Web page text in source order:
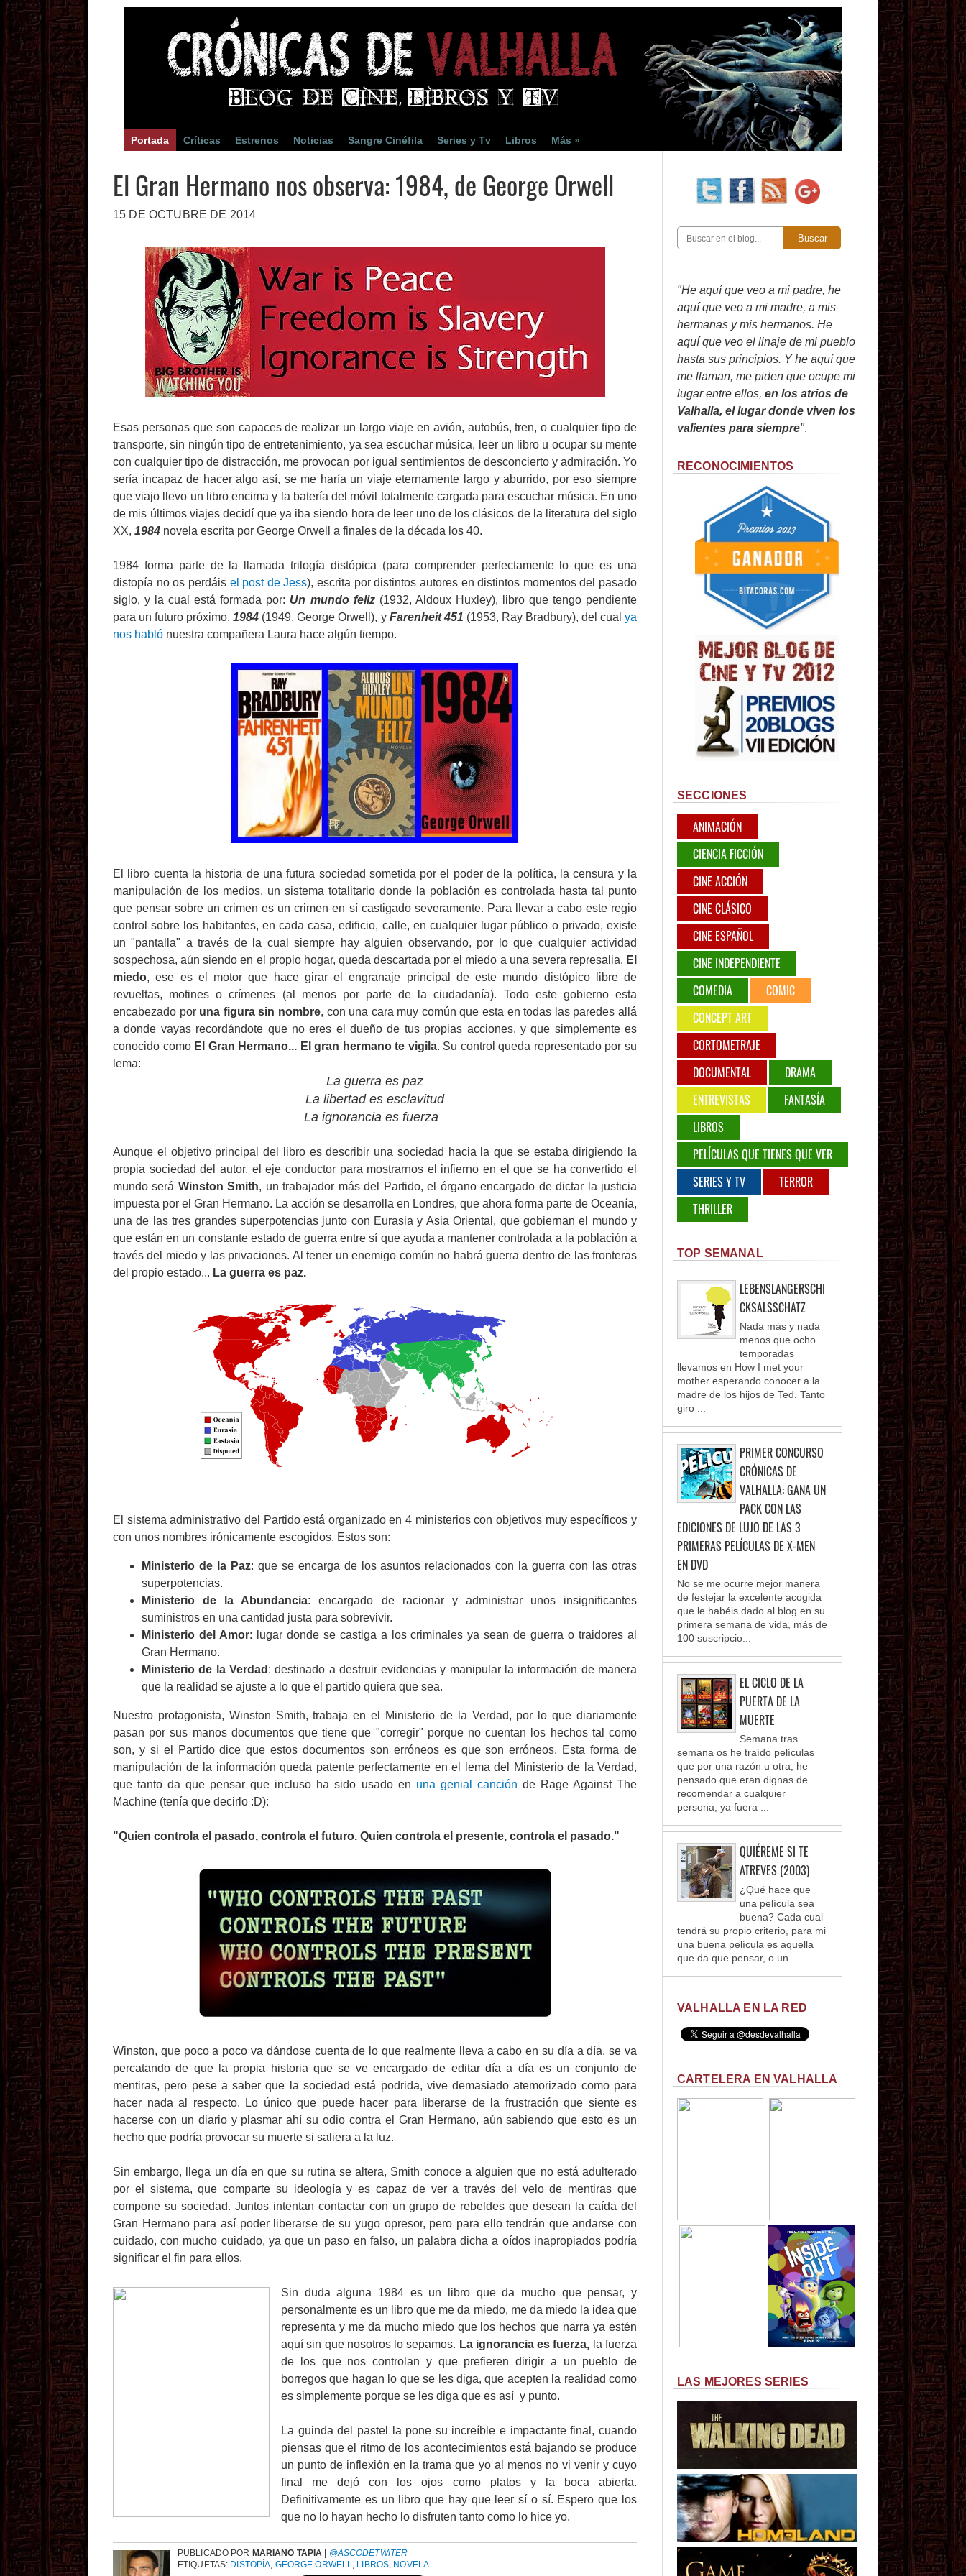
Portada Críticas Estrenos Noticias Sangre Cinéfila Series y Tv Libros Más »
El Gran Hermano nos observa: 1984, de George Orwell
15 DE OCTUBRE DE 2014
Esas personas que son capaces de realizar un largo viaje en avión, autobús, tren, o cualquier tipo de
transporte, sin ningún tipo de entretenimiento, ya sea escuchar música, leer un libro u ocupar su mente
con cualquier tipo de distracción, me provocan por igual sentimientos de desconcierto y admiración. Yo
sería incapaz de hacer algo así, se me haría un viaje eternamente largo y aburrido, por eso siempre
que viajo llevo un libro encima y la batería del móvil totalmente cargada para escuchar música. En uno
de mis últimos viajes decidí que ya iba siendo hora de leer uno de los clásicos de la literatura del siglo
XX, 1984 novela escrita por George Orwell a finales de la década los 40.
1984 forma parte de la llamada trilogía distópica (para comprender perfectamente lo que es una
distopía no os perdáis el post de Jess), escrita por distintos autores en distintos momentos del pasado
siglo, y la cual está formada por: Un mundo feliz(1932, Aldoux Huxley), libro que tengo pendiente
para un futuro próximo,1984 (1949, George Orwell), y Farenheit 451 (1953, Ray Bradbury), del cual ya
nos habló nuestra compañera Laura hace algún tiempo.
El libro cuenta la historia de una futura sociedad sometida por el poder de la política, la censura y la
manipulación de los medios, un sistema totalitario donde la población es controlada hasta tal punto
que pensar sobre un crimen es un crimen en sí castigado severamente. Para llevar a cabo este regio
control sobre los habitantes, en cada casa, edificio, calle, en cualquier lugar público o privado, existe
un "pantalla" a través de la cual siempre hay alguien observando, por lo que cualquier actividad
sospechosa, aún siendo en el propio hogar, queda descartada por el miedo a una severa represalia. El
miedo, ese es el motor que hace girar el engranaje principal de este mundo distópico libre de
revueltas, motines o crímenes (al menos por parte de la ciudadanía). Todo este gobierno esta
encabezado por una figura sin nombre, con una cara muy común que esta en todas las paredes allá
a donde vayas recordándote que no eres el dueño de tus propias acciones, y que simplemente es
conocido como El Gran Hermano... El gran hermano te vigila. Su control queda representado por su
lema:
La guerra es paz
La libertad es esclavitud
La ignorancia es fuerza
Aunque el objetivo principal del libro es describir una sociedad hacia la que se estaba dirigiendo la
propia sociedad del autor, el eje conductor para mostrarnos el infierno en el que se ha convertido el
mundo será Winston Smith, un trabajador más del Partido, el órgano encargado de dictar la justicia
impuesta por el Gran Hermano. La acción se desarrolla en Londres, que ahora forma parte de Oceanía,
una de las tres grandes superpotencias junto con Eurasia y Asia Oriental, que gobiernan el mundo y
que están en un constante estado de guerra entre sí que ayuda a mantener controlada a la población a
través del miedo y las privaciones. Al tener un enemigo común no habrá guerra dentro de las fronteras
del propio estado... La guerra es paz.
El sistema administrativo del Partido está organizado en 4 ministerios con objetivos muy específicos y
con unos nombres irónicamente escogidos. Estos son:
Ministerio de la Paz: que se encarga de los asuntos relacionados con la guerra con las otras
superpotencias.
Ministerio de la Abundancia: encargado de racionar y administrar unos insignificantes
suministros en una cantidad justa para sobrevivir.
Ministerio del Amor: lugar donde se castiga a los criminales ya sean de guerra o traidores al
Gran Hermano.
Ministerio de la Verdad : destinado a destruir evidencias y manipular la información de manera
que la realidad se ajuste a lo que el partido quiera que sea.
Nuestro protagonista, Winston Smith, trabaja en el Ministerio de la Verdad, por lo que diariamente
pasan por sus manos documentos que tiene que "corregir" porque no cuentan los hechos tal como
son, y si el Partido dice que estos documentos son erróneos es que son erróneos. Esta forma de
manipulación de la información queda patente perfectamente en el lema del Ministerio de la Verdad,
que tanto da que pensar que incluso ha sido usado en una genial canción de Rage Against The
Machine (tenía que decirlo :D):
"Quien controla el pasado, controla el futuro. Quien controla el presente, controla el pasado."
Winston, que poco a poco va dándose cuenta de lo que realmente lleva a cabo en su día a día, se va
percatando de que la propia historia que se ve encargado de editar día a día es un conjunto de
mentiras, pero pese a saber que la sociedad está podrida, vive demasiado atemorizado como para
hacer nada al respecto. Lo único que puede hacer para liberarse de la frustración que siente es
hacerse con un diario y plasmar ahí su odio contra el Gran Hermano, aún sabiendo que esto es un
hecho que podría provocar su muerte si saliera a la luz.
Sin embargo, llega un día en que su rutina se altera, Smith conoce a alguien que no está adulterado
por el sistema, que comparte su ideología y es capaz de ver a través del velo de mentiras que
compone su sociedad. Juntos intentan contactar con un grupo de rebeldes que desean la caída del
Gran Hermano para así poder liberarse de su yugo opresor, pero para ello tendrán que andarse con
cuidado, con mucho cuidado, ya que un paso en falso, un palabra dicha a oídos inapropiados podría
significar el fin para ellos.
Sin duda alguna 1984 es un libro que da mucho que pensar, y
personalmente es un libro que me da miedo, me da miedo la idea que
representa y me da mucho miedo que los hechos que narra ya estén
aquí sin que nosotros lo sepamos. La ignorancia es fuerza, la fuerza
de los que nos controlan y que prefieren dirigir a un pueblo de
borregos que hagan lo que se les diga, que acepten la realidad como
es simplemente porque se les diga que es así y punto.
La guinda del pastel la pone su increíble e impactante final, cuando
piensas que el ritmo de los acontecimientos está bajando se produce
un punto de inflexión en la trama que yo al menos no vi venir y cuyo
final me dejó con los ojos como platos y la boca abierta.
Definitivamente es un libro que hay que leer sí o sí. Espero que los
que no lo hayan hecho lo disfruten tanto como lo hice yo.
PUBLICADO POR MARIANO TAPIA
@ASCODETWITER
ETIQUETAS: DISTOPÍA, GEORGE ORWELL, LIBROS, NOVELA
Buscar
"He aquí que veo a mi padre, he
aquí que veo a mi madre, a mis
hermanas y mis hermanos. He
aquí que veo el linaje de mi pueblo
hasta sus principios. Y he aquí que
me llaman, me piden que ocupe mi
lugar entre ellos, en los atrios de
Valhalla, el lugar donde viven los
valientes para siempre".
RECONOCIMIENTOS
SECCIONES
ANIMACIÓN
CIENCIA FICCIÓN
CINE ACCIÓN
CINE CLÁSICO
CINE ESPAÑOL
CINE INDEPENDIENTE
COMEDIA
COMIC
CONCEPT ART
CORTOMETRAJE
DOCUMENTAL
DRAMA
ENTREVISTAS
FANTASÍA
LIBROS
PELÍCULAS QUE TIENES QUE VER
SERIES Y TV
TERROR
THRILLER
TOP SEMANAL
LEBENSLANGERSCHI
CKSALSSCHATZ
Nada más y nada
menos que ocho
temporadas
llevamos en How I met your
mother esperando conocer a la
madre de los hijos de Ted. Tanto
giro ...
PRIMER CONCURSO
CRÓNICAS DE
VALHALLA: GANA UN
PACK CON LAS
EDICIONES DE LUJO DE LAS 3
PRIMERAS PELÍCULAS DE X-MEN
EN DVD
No se me ocurre mejor manera
de festejar la excelente acogida
que le habéis dado al blog en su
primera semana de vida, más de
100 suscripcio...
EL CICLO DE LA
PUERTA DE LA
MUERTE
Semana tras
semana os he traído películas
que por una razón u otra, he
pensado que eran dignas de
recomendar a cualquier
persona, ya fuera ...
QUIÉREME SI TE
ATREVES (2003)
¿Qué hace que
una película sea
buena? Cada cual
tendrá su propio criterio, para mi
una buena película es aquella
que da que pensar, o un...
VALHALLA EN LA RED
CARTELERA EN VALHALLA
LAS MEJORES SERIES